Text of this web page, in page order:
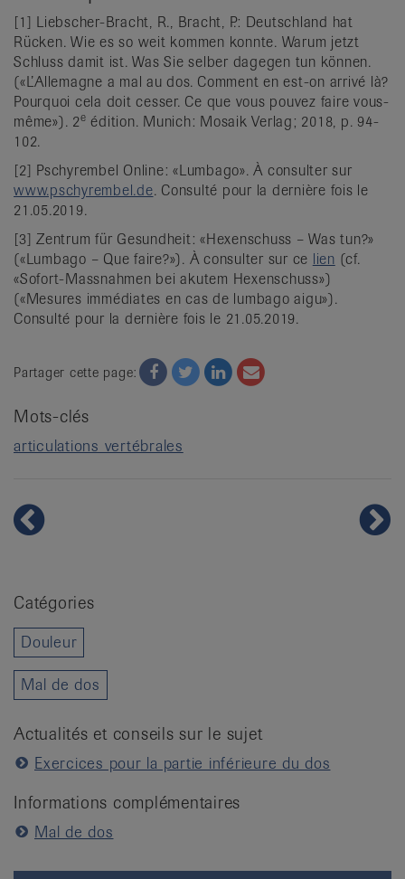
[1] Liebscher-Bracht, R., Bracht, P.: Deutschland hat
Rücken. Wie es so weit kommen konnte. Warum jetzt
Schluss damit ist. Was Sie selber dagegen tun können.
(«L’Allemagne a mal au dos. Comment en est-on arrivé là?
Pourquoi cela doit cesser. Ce que vous pouvez faire vous-
même»). 2e édition. Munich: Mosaik Verlag; 2018, p. 94-
102.
[2] Pschyrembel Online: «Lumbago». À consulter sur
www.pschyrembel.de. Consulté pour la dernière fois le
21.05.2019.
[3] Zentrum für Gesundheit: «Hexenschuss – Was tun?»
(«Lumbago – Que faire?»). À consulter sur ce lien (cf.
«Sofort-Massnahmen bei akutem Hexenschuss»)
(«Mesures immédiates en cas de lumbago aigu»).
Consulté pour la dernière fois le 21.05.2019.
Partager cette page: Facebook
TwitterTwitterEmail
Mots-clés
articulations vertébrales
Catégories
Douleur
Mal de dos
Actualités et conseils sur le sujet
Exercices pour la partie inférieure du dos
Informations complémentaires
Mal de dos